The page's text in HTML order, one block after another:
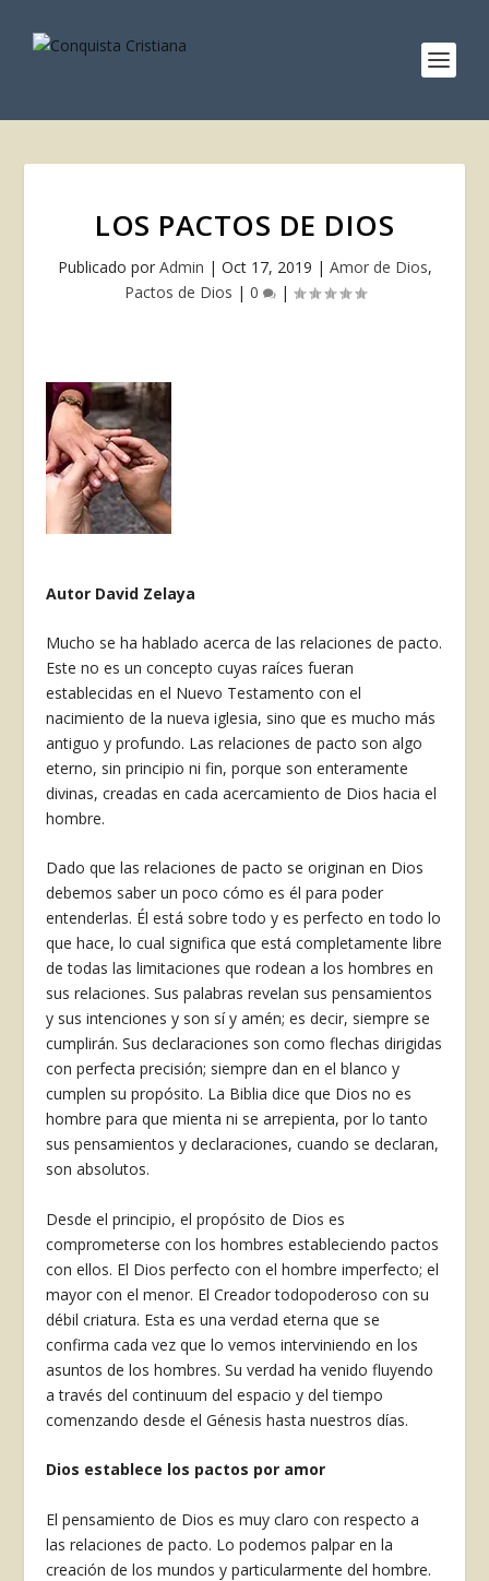
LOS PACTOS DE DIOS
Publicado por Admin | Oct 17, 2019 | Amor de Dios,
Pactos de Dios | 0 |
Autor David Zelaya
Mucho se ha hablado acerca de las relaciones de pacto.
Este no es un concepto cuyas raíces fueran
establecidas en el Nuevo Testamento con el
nacimiento de la nueva iglesia, sino que es mucho más
antiguo y profundo. Las relaciones de pacto son algo
eterno, sin principio ni fin, porque son enteramente
divinas, creadas en cada acercamiento de Dios hacia el
hombre.
Dado que las relaciones de pacto se originan en Dios
debemos saber un poco cómo es él para poder
entenderlas. Él está sobre todo y es perfecto en todo lo
que hace, lo cual significa que está completamente libre
de todas las limitaciones que rodean a los hombres en
sus relaciones. Sus palabras revelan sus pensamientos
y sus intenciones y son sí y amén; es decir, siempre se
cumplirán. Sus declaraciones son como flechas dirigidas
con perfecta precisión; siempre dan en el blanco y
cumplen su propósito. La Biblia dice que Dios no es
hombre para que mienta ni se arrepienta, por lo tanto
sus pensamientos y declaraciones, cuando se declaran,
son absolutos.
Desde el principio, el propósito de Dios es
comprometerse con los hombres estableciendo pactos
con ellos. El Dios perfecto con el hombre imperfecto; el
mayor con el menor. El Creador todopoderoso con su
débil criatura. Esta es una verdad eterna que se
confirma cada vez que lo vemos interviniendo en los
asuntos de los hombres. Su verdad ha venido fluyendo
a través del continuum del espacio y del tiempo
comenzando desde el Génesis hasta nuestros días.
Dios establece los pactos por amor
El pensamiento de Dios es muy claro con respecto a
las relaciones de pacto. Lo podemos palpar en la
creación de los mundos y particularmente del hombre.